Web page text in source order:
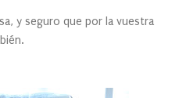
y seguro que por la vuestra